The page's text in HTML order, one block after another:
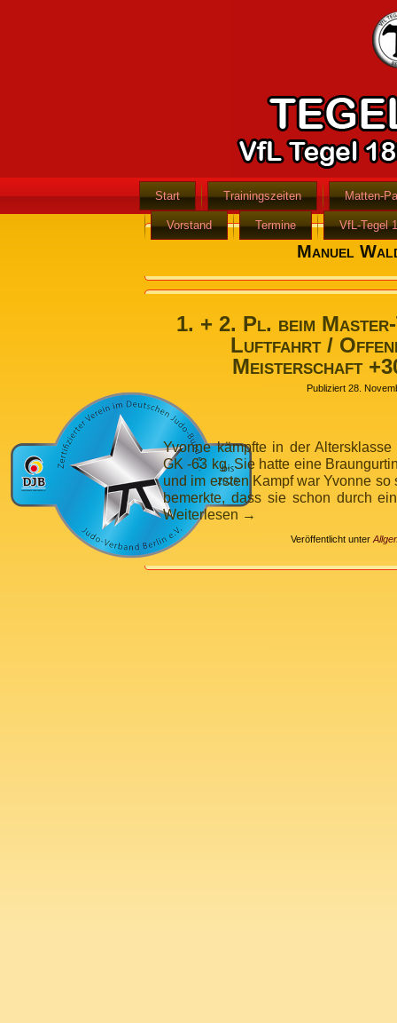
Start Trainingszeiten Matten-
Vorstand Termine VfL-Tegel
Manuel
1. + 2. Pl. beim
Luftfahrt /
Meisterschaft
Publiziert 28.
Yvonne kämpfte in der
GK -63 kg. Sie hatte eine
und im ersten Kampf war Yvonne
bemerkte, dass sie schon durch
Weiterlesen →
Veröffentlicht unter